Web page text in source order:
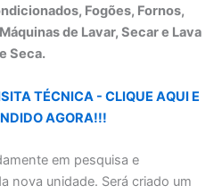
Fogões, Fornos,
de Lavar, Secar e Lava
e Seca.
TÉCNICA - CLIQUE AQUI E
AGORA!!!
em pesquisa e
nova unidade. Será criado um